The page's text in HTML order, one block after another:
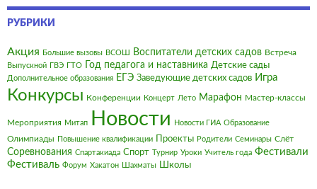
РУБРИКИ
Акция Большие вызовы ВСОШ Воспитатели детских садов Встреча
Выпускной ГВЭ ГТО Год педагога и наставника Детские сады
Дополнительное образования ЕГЭ Заведующие детских садов Игра
Конкурсы Конференции Концерт Лето Марафон Мастер-классы
Мероприятия Митап Новости Новости ГИА Образование
Олимпиады Повышение квалификации Проекты Родители Семинары Слёт
Соревнования Спартакиада Спорт Турнир Уроки Учитель года Фестивали
Фестиваль Форум Хакатон Шахматы Школы